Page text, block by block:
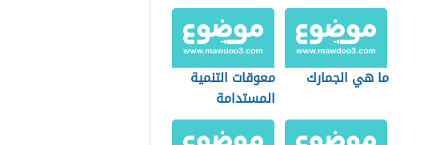
ما هي الجمارك
معوقات التنمية
المستدامة